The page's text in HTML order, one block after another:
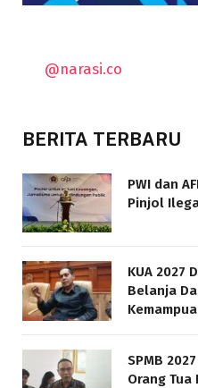
@narasi.co
BERITA TERBARU
PWI dan
Pinjol
KUA 2027
Belanja
SPMB
Orang Tua